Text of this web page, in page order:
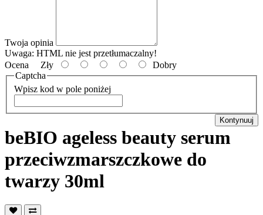
Twoja opinia
Uwaga: HTML nie jest przetłumaczalny!
Ocena Zły
Dobry
Captcha
Wpisz kod w pole poniżej
Kontynuuj
beBIO ageless beauty serum
przeciwzmarszczkowe do
twarzy 30ml